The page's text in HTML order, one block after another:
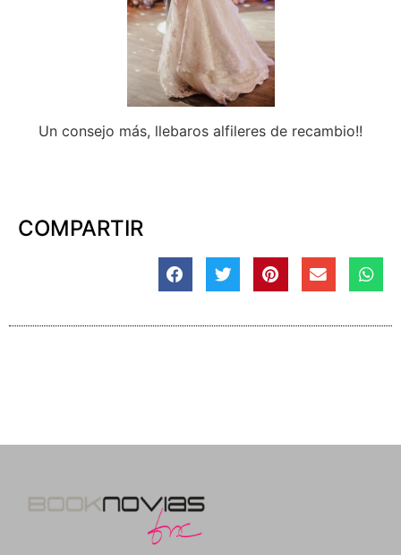
Un consejo más, llebaros alfileres de recambio!!
COMPARTIR